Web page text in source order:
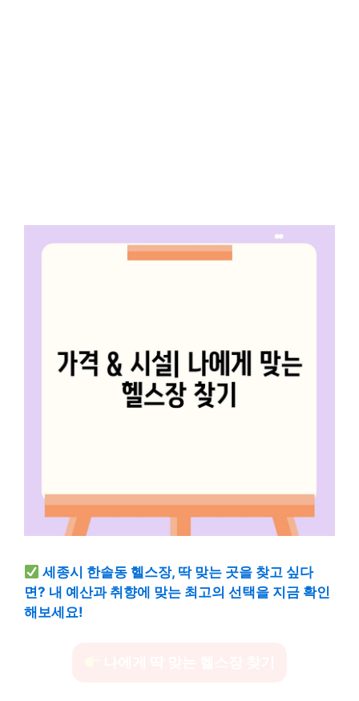
세종시 한솔동 헬스장, 딱 맞는 곳을 찾고 싶다
면? 내 예산과 취향에 맞는 최고의 선택을 지금 확인
해보세요!